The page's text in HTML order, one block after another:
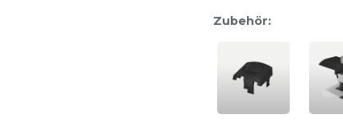
Zubehör: